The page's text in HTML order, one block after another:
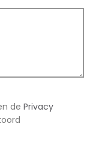
de Privacy